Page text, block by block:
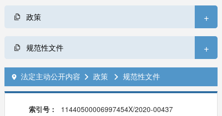
政策 +
规范性文件 +
 法定主动公开内容  政策  规范性文件
索引号：
11440500006997454X/2020-00437